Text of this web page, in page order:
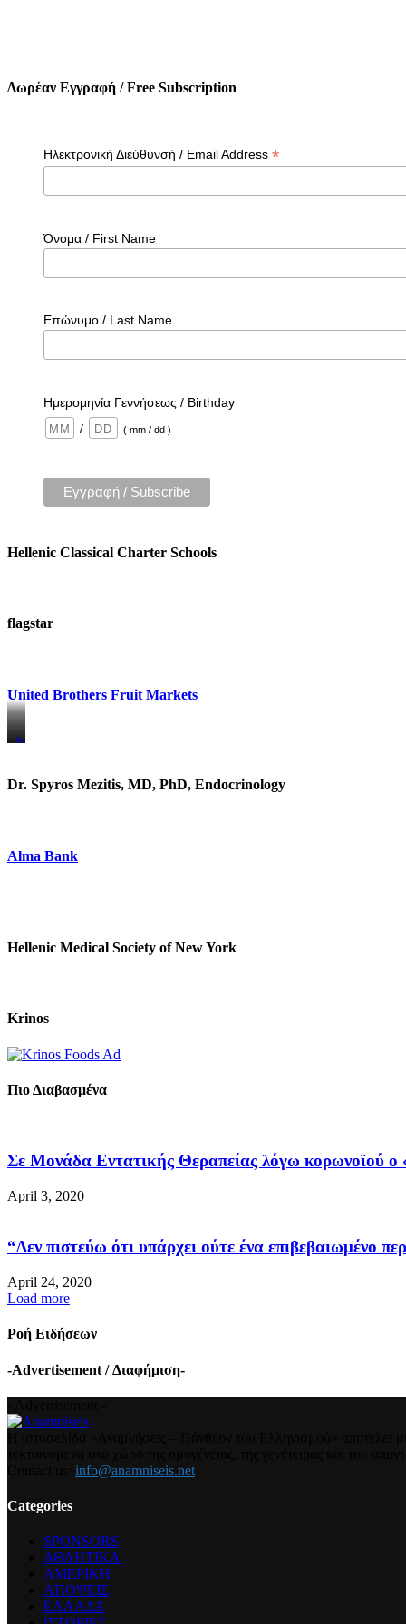
Δωρέαν Εγγραφή / Free Subscription
Ηλεκτρονική Διεύθυνσή / Email Address *
Όνομα / First Name
Επώνυμο / Last Name
Ημερομηνία Γεννήσεως / Birthday
/
( mm / dd )
Hellenic Classical Charter Schools
flagstar
United Brothers Fruit Markets
https://www.unitedbrothersfruitmarkets.com/
https://www.unitedbrothersfruitmarkets.com/
Dr. Spyros Mezitis, MD, PhD, Endocrinology
Alma Bank
Hellenic Medical Society of New York
Krinos
Πιο Διαβασμένα
Σε Μονάδα Εντατικής Θεραπείας λόγω κορωνοϊού ο
April 3, 2020
“Δεν πιστεύω ότι υπάρχει ούτε ένα επιβεβαιωμένο
April 24, 2020
Load more
Ροή Ειδήσεων
-Advertisement / Διαφήμιση-
info@anamniseis.net
Categories
SPONSORS
ΑΘΛΗΤΙΚΑ
ΑΜΕΡΙΚΗ
ΑΠΟΨΕΙΣ
ΕΛΛΑΔΑ